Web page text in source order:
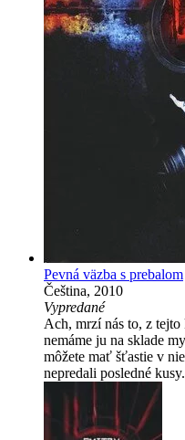
Pevná väzba s prebalom
Čeština, 2010
Vypredané
Ach, mrzí nás to, z
nemáme ju na sklade
môžete mať šťastie v
nepredali posledné kusy.